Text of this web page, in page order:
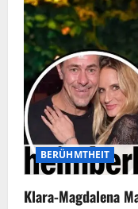
BERÜHMTHEIT
Klara-Magdalena